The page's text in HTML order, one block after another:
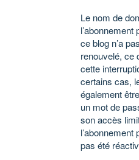
Le nom de
l’abonnement
ce blog n’a
renouvelé, ce
cette
certains cas,
également
un mot de
son accès
l’abonnement
pas été